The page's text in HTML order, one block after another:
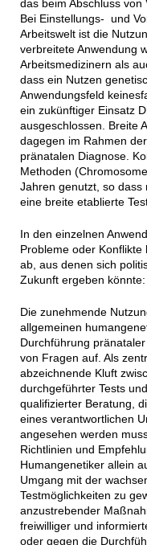
das beim Abschluss von
Bei Einstellungs- und
Arbeitswelt ist die
verbreitete Anwendung
Arbeitsmedizinern als
dass ein Nutzen
Anwendungsfeld
ein zukünftiger Einsatz
ausgeschlossen. Breite
dagegen im Rahmen
pränatalen Diagnose.
Methoden
Jahren genutzt, so dass
eine breite etablierte
In den einzelnen
Probleme oder Konflikte
ab, aus denen sich
Zukunft ergeben könnte:
Die zunehmende
allgemeinen
Durchführung
von Fragen auf. Als
abzeichnende Kluft
durchgeführter Tests
qualifizierter Beratung,
eines verantwortlichen
angesehen werden
Richtlinien und
Humangenetiker allein
Umgang mit der
Testmöglichkeiten zu
anzustrebender
freiwilliger und
oder gegen die